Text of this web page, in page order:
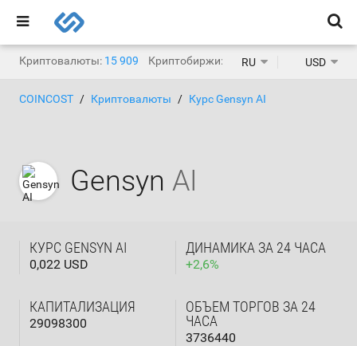
Криптовалюты: 15 909 Криптобиржи: 1 471
RU USD
COINCOST Криптовалюты Курс Gensyn AI
Gensyn AI
КУРС GENSYN AI
0,022 USD
ДИНАМИКА ЗА 24 ЧАСА
+2,6%
КАПИТАЛИЗАЦИЯ
29098300
ОБЪЕМ ТОРГОВ ЗА 24
ЧАСА
3736440